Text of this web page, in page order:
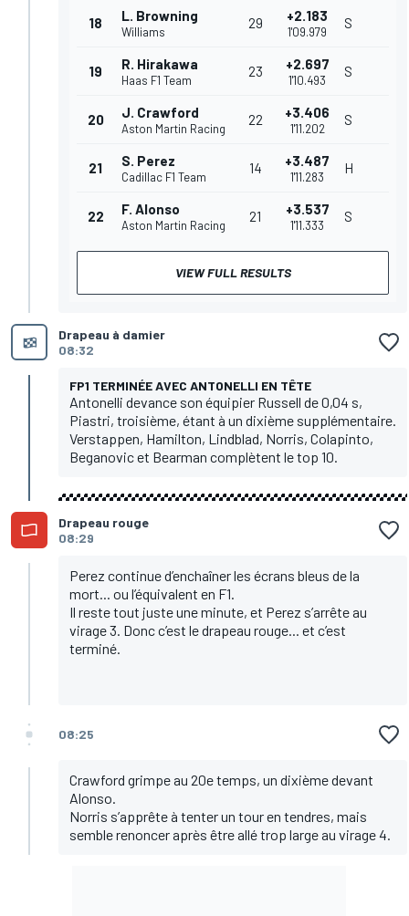
18 L. Browning
Williams
29 +2.183
1'09.979
S
19 R. Hirakawa
Haas F1 Team
23 +2.697
1'10.493
S
20 J. Crawford
Aston Martin Racing
22 +3.406
1'11.202
S
21 S. Perez
Cadillac F1 Team
14 +3.487
1'11.283
H
22 F. Alonso
Aston Martin Racing
21 +3.537
1'11.333
S
VIEW FULL RESULTS
Drapeau à damier
08:32
FP1 TERMINÉE AVEC ANTONELLI EN TÊTE
Antonelli devance son équipier Russell de 0,04 s,
Piastri, troisième, étant à un dixième supplémentaire.
Verstappen, Hamilton, Lindblad, Norris, Colapinto,
Beganovic et Bearman complètent le top 10.
Drapeau rouge
08:29
Perez continue d’enchaîner les écrans bleus de la
mort... ou l’équivalent en F1.
Il reste tout juste une minute, et Perez s’arrête au
virage 3. Donc c’est le drapeau rouge... et c’est
terminé.
08:25
Crawford grimpe au 20e temps, un dixième devant
Alonso.
Norris s’apprête à tenter un tour en tendres, mais
semble renoncer après être allé trop large au virage 4.